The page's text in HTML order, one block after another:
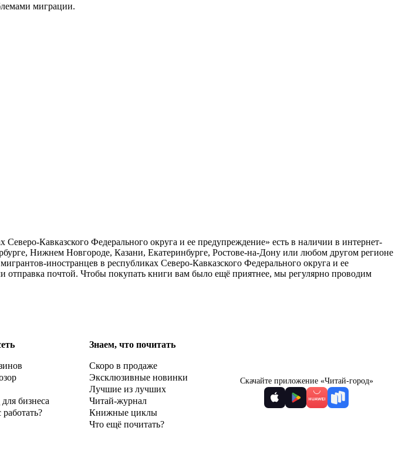
миграции.
Кавказского Федерального округа и ее предупреждение» есть в наличии в интернет-
Нижнем Новгороде, Казани, Екатеринбурге, Ростове-на-Дону или любом другом регионе
иностранцев в республиках Северо-Кавказского Федерального округа и ее
отправка почтой. Чтобы покупать книги вам было ещё приятнее, мы регулярно проводим
бизнеса
Знаем, что почитать
Скоро в продаже
Эксклюзивные новинки
Лучшие из лучших
Читай-журнал
Книжные циклы
Что ещё почитать?
Скачайте приложение «Читай-город»